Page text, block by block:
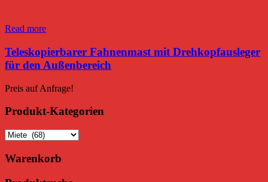
Read more
Teleskopierbarer Fahnenmast mit Drehkopfausleger
für den Außenbereich
Preis auf Anfrage!
Produkt-Kategorien
Warenkorb